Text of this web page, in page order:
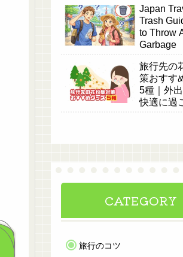
Japan
Trash
to Throw
Garbage
旅行先の
策おすす
5種｜外
快適に過
CATEGORY
旅行のコツ